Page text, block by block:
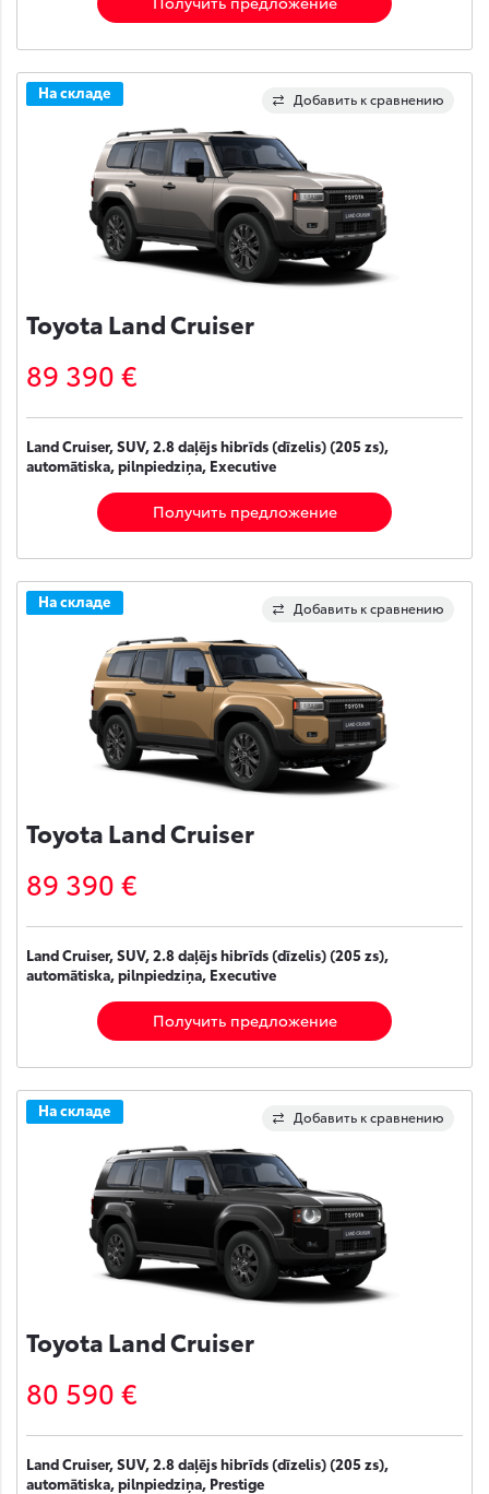
Добавить к сравнению
На складе
Toyota Land Cruiser
89 390 €
Land Cruiser, SUV, 2.8 daļējs hibrīds (dīzelis) (205 zs),
automātiska, pilnpiedziņa, Executive
Получить предложение
Добавить к сравнению
На складе
Toyota Land Cruiser
89 390 €
Land Cruiser, SUV, 2.8 daļējs hibrīds (dīzelis) (205 zs),
automātiska, pilnpiedziņa, Executive
Получить предложение
Добавить к сравнению
На складе
Toyota Land Cruiser
80 590 €
Land Cruiser, SUV, 2.8 daļējs hibrīds (dīzelis) (205 zs),
automātiska, pilnpiedziņa, Prestige